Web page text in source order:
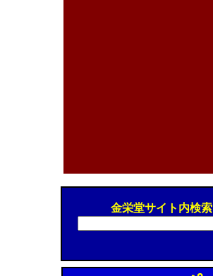
金栄堂サイト内検索